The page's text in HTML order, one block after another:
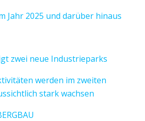
Jahr 2025 und darüber hinaus
zwei neue Industrieparks
werden im zweiten
stark wachsen